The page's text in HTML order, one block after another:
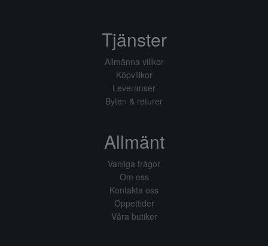
Tjänster
Allmänna villkor
Köpvillkor
Leveranser
Byten & returer
Allmänt
Vanliga frågor
Om oss
Kontakta oss
Öppettider
Våra butiker